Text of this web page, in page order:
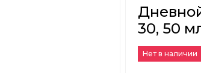
30, 50
Нет в наличии